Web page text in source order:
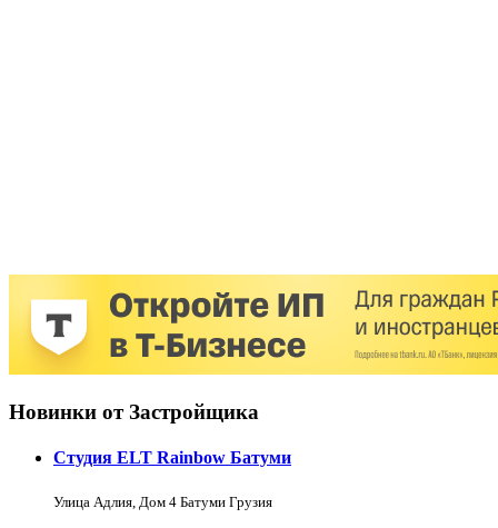
Новинки от Застройщика
Студия ELT Rainbow Батуми
Улица Адлия, Дом 4 Батуми Грузия